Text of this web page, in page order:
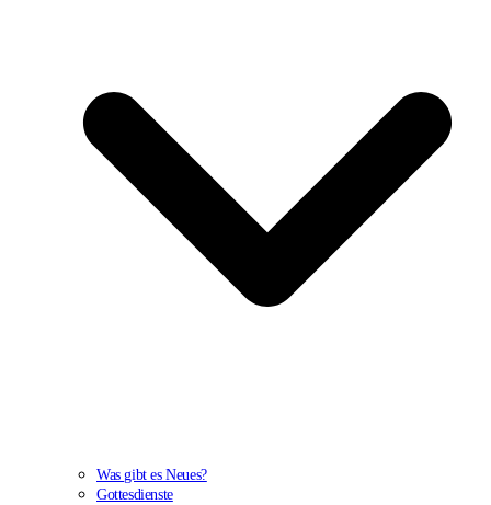
Was gibt es Neues?
Gottesdienste